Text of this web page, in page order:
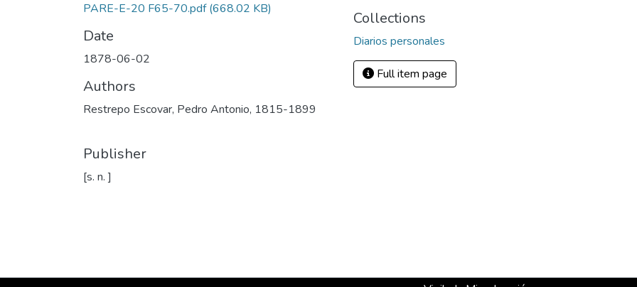
PARE-E-20 F65-70.pdf(668.02 KB)
Date
1878-06-02
Authors
Restrepo Escovar, Pedro Antonio, 1815-1899
Publisher
[s. n. ]
Collections
Diarios personales
Full item page